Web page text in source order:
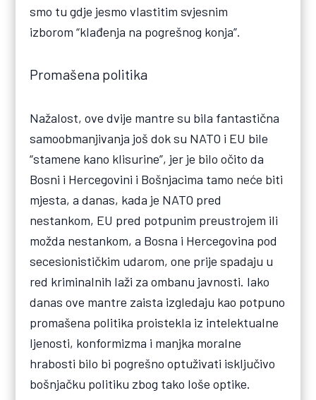
smo tu gdje jesmo vlastitim svjesnim
izborom “klađenja na pogrešnog konja”.
Promašena politika
Nažalost, ove dvije mantre su bila fantastična
samoobmanjivanja još dok su NATO i EU bile
“stamene kano klisurine”, jer je bilo očito da
Bosni i Hercegovini i Bošnjacima tamo neće biti
mjesta, a danas, kada je NATO pred
nestankom, EU pred potpunim preustrojem ili
možda nestankom, a Bosna i Hercegovina pod
secesionističkim udarom, one prije spadaju u
red kriminalnih laži za ombanu javnosti. Iako
danas ove mantre zaista izgledaju kao potpuno
promašena politika proistekla iz intelektualne
ljenosti, konformizma i manjka moralne
hrabosti bilo bi pogrešno optuživati isključivo
bošnjačku politiku zbog tako loše optike.